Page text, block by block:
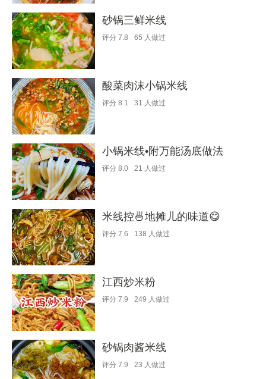
砂锅三鲜米线
评分 7.8 65 人做过
酸菜肉沫小锅米线
评分 8.1 31 人做过
小锅米线•附万能汤底做法
评分 8.0 21 人做过
米线控🍜地摊儿的味道😋
评分 7.6 138 人做过
江西炒米粉
评分 7.9 249 人做过
砂锅肉酱米线
评分 7.9 23 人做过